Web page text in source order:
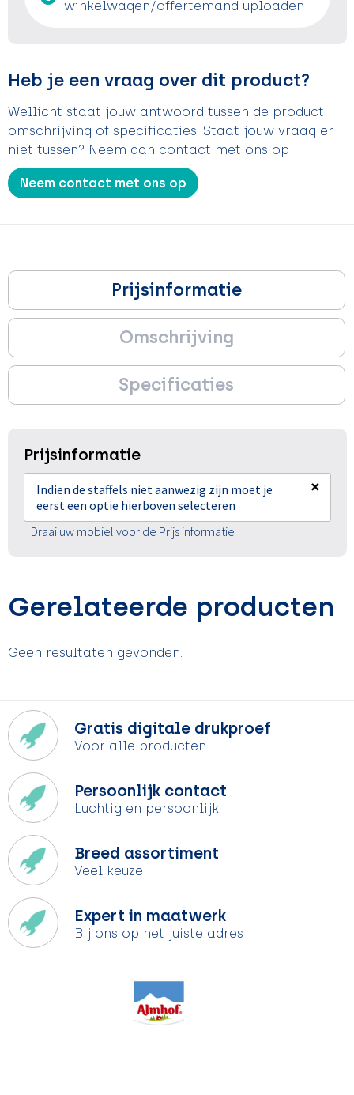
winkelwagen/offertemand uploaden
Heb je een vraag over dit product?
Wellicht staat jouw antwoord tussen de product
omschrijving of specificaties. Staat jouw vraag er
niet tussen? Neem dan contact met ons op
Neem contact met ons op
Prijsinformatie
Omschrijving
Specificaties
Prijsinformatie
Indien de staffels niet aanwezig zijn moet je
eerst een optie hierboven selecteren
×
Draai uw mobiel voor de Prijs informatie
Gerelateerde producten
Geen resultaten gevonden.
Gratis digitale drukproef
Voor alle producten
Persoonlijk contact
Luchtig en persoonlijk
Breed assortiment
Veel keuze
Expert in maatwerk
Bij ons op het juiste adres